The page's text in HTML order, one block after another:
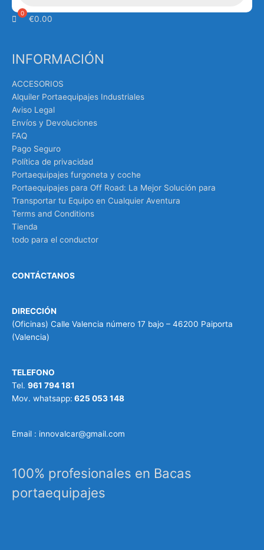
€0.00
INFORMACIÓN
ACCESORIOS
Alquiler Portaequipajes Industriales
Aviso Legal
Envíos y Devoluciones
FAQ
Pago Seguro
Política de privacidad
Portaequipajes furgoneta y coche
Portaequipajes para Off Road: La Mejor Solución para
Transportar tu Equipo en Cualquier Aventura
Terms and Conditions
Tienda
todo para el conductor
CONTÁCTANOS
DIRECCIÓN
(Oficinas) Calle Valencia número 17 bajo – 46200 Paiporta
(Valencia)
TELEFONO
Tel. 961 794 181
Mov. whatsapp: 625 053 148
Email : innovalcar@gmail.com
100% profesionales en Bacas
portaequipajes